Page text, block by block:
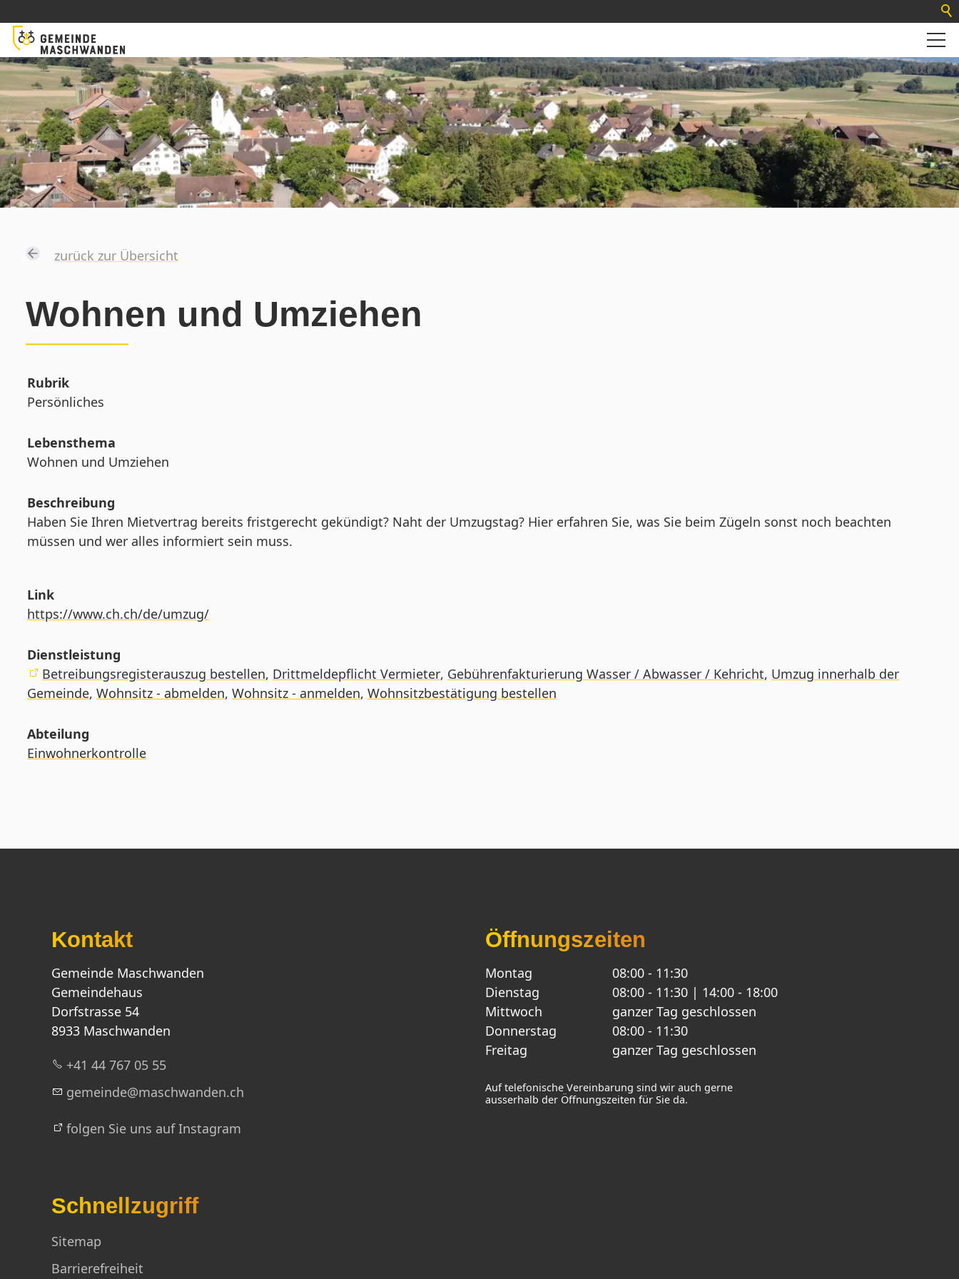
zurück zur Übersicht
Wohnen und Umziehen
Rubrik
Persönliches
Lebensthema
Wohnen und Umziehen
Beschreibung
Haben Sie Ihren Mietvertrag bereits fristgerecht gekündigt? Naht der Umzugstag? Hier erfahren Sie, was Sie beim Zügeln sonst noch beachten
müssen und wer alles informiert sein muss.
Link
https://www.ch.ch/de/umzug/
Dienstleistung
Betreibungsregisterauszug bestellen, Drittmeldepflicht Vermieter, Gebührenfakturierung Wasser / Abwasser / Kehricht, Umzug innerhalb der
Gemeinde, Wohnsitz - abmelden, Wohnsitz - anmelden, Wohnsitzbestätigung bestellen
Abteilung
Einwohnerkontrolle
Kontakt
Gemeinde Maschwanden
Gemeindehaus
Dorfstrasse 54
8933 Maschwanden
+41 44 767 05 55
g m nd m schw nd n ch
folgen Sie uns auf Instagram
Öffnungszeiten
Montag
08:00 - 11:30
Dienstag
08:00 - 11:30 | 14:00 - 18:00
Mittwoch
ganzer Tag geschlossen
Donnerstag
08:00 - 11:30
Freitag
ganzer Tag geschlossen
Auf telefonische Vereinbarung sind wir auch gerne
ausserhalb der Öffnungszeiten für Sie da.
Schnellzugriff
Sitemap
Barrierefreiheit